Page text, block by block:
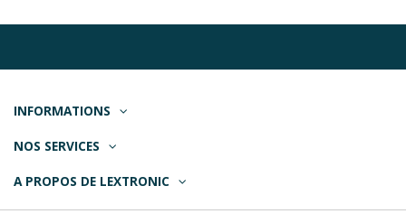
INFORMATIONS
NOS SERVICES
A PROPOS DE LEXTRONIC